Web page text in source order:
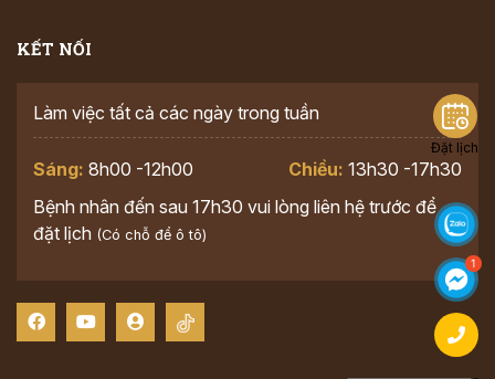
KẾT NỐI
Làm việc tất cả các ngày trong tuần
Sáng: 8h00 -12h00 Chiều: 13h30 -17h30
Bệnh nhân đến sau 17h30 vui lòng liên hệ trước để
đặt lịch (Có chỗ để ô tô)
Đặt lịch